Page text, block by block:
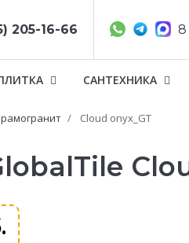
205-16-66 8
САНТЕХНИКА
Cloud onyx_GT